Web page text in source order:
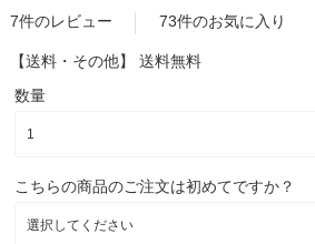
7件のレビュー 73件のお気に入り
【送料・その他】 送料無料
数量
こちらの商品のご注文は初めてですか？